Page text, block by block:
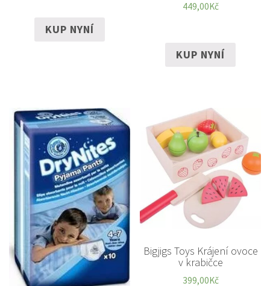
KUP NYNÍ
449,00Kč
KUP NYNÍ
Bigjigs Toys Krájení ovoce
v krabičce
399,00Kč